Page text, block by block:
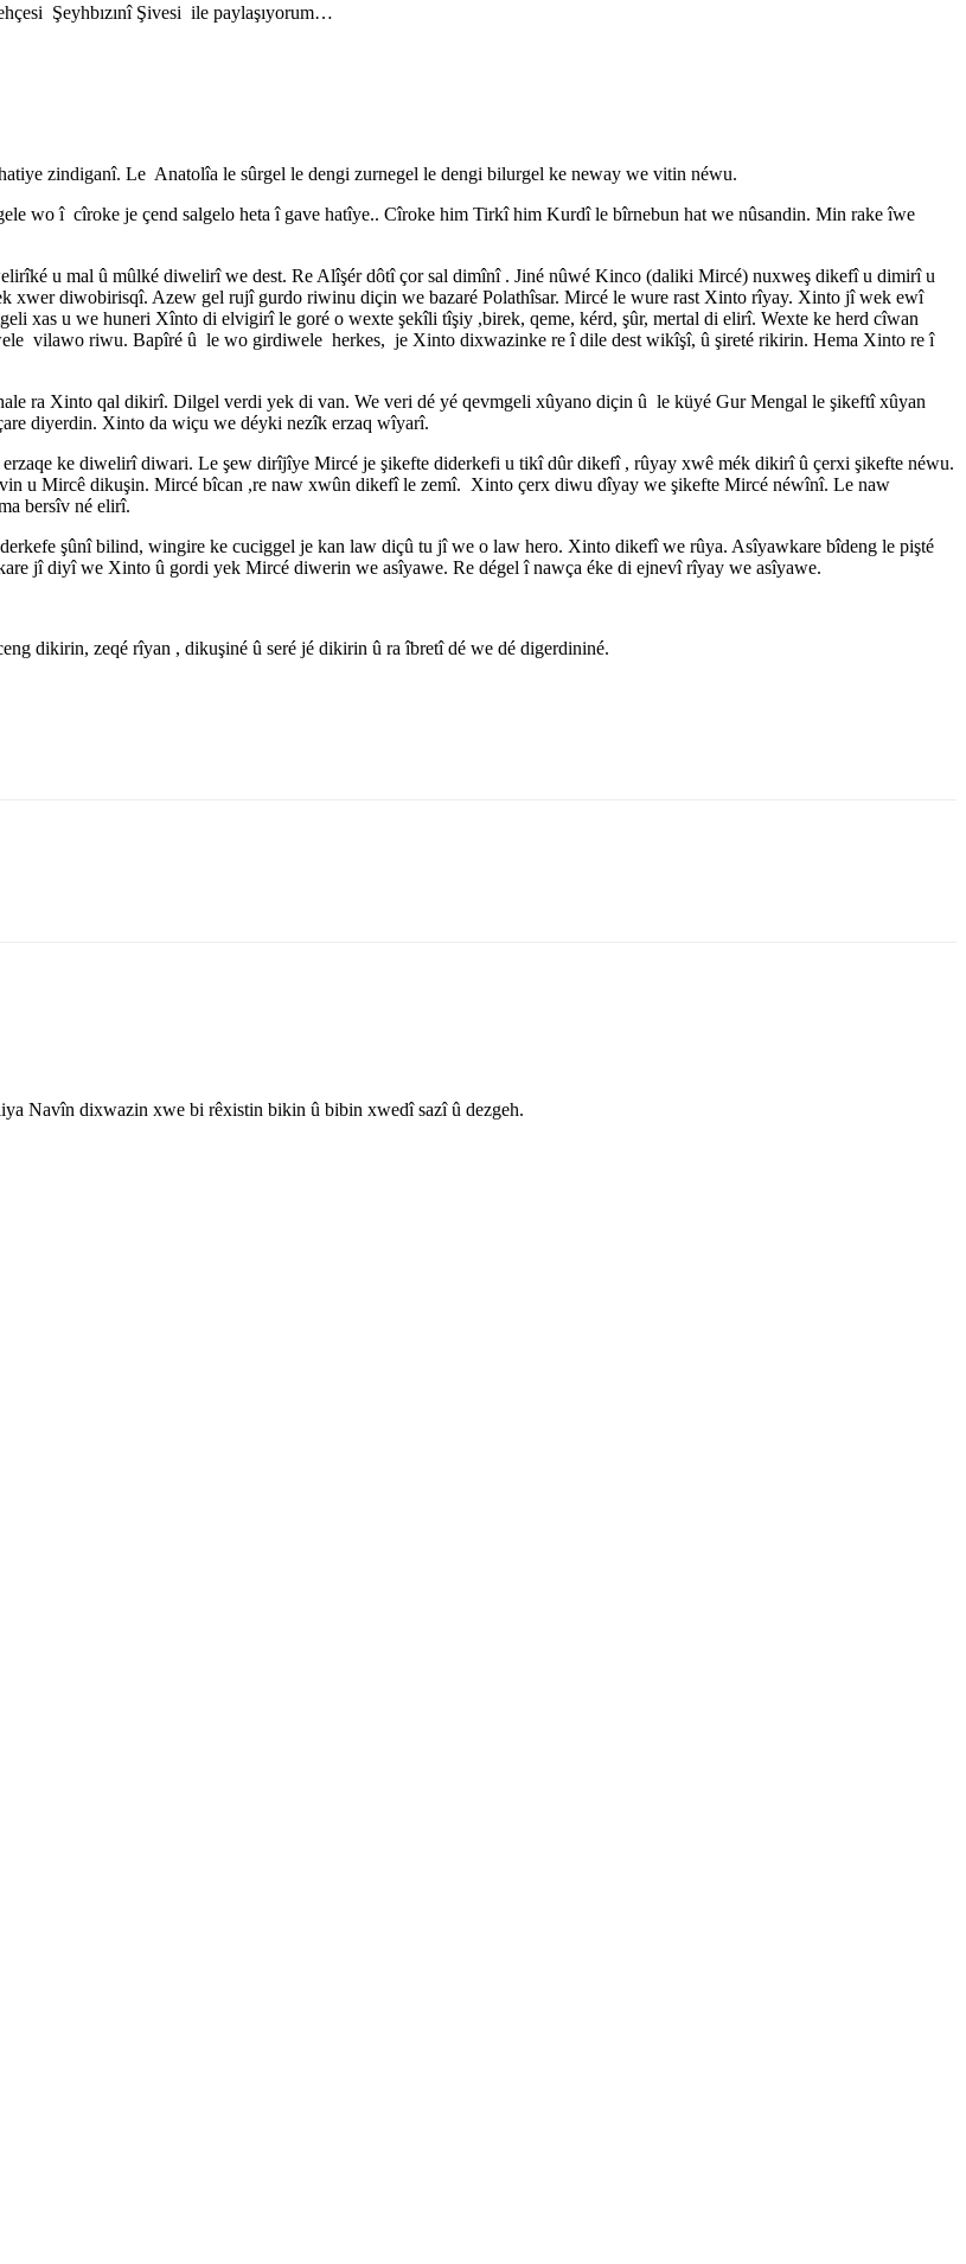
Şeyhbızınî Şivesi ile paylaşıyorum…
zindiganî. Le Anatolîa le sûrgel le dengi zurnegel le dengi bilurgel ke neway we vitin néwu.
wo î cîroke je çend salgelo heta î gave hatîye.. Cîroke him Tirkî him Kurdî le bîrnebun hat we nûsandin. Min rake îwe
u mal û mûlké diwelirî we dest. Re Alîşér dôtî çor sal dimînî . Jiné nûwé Kinco (daliki Mircé) nuxweş dikefî u dimirî u
diwobirisqî. Azew gel rujî gurdo riwinu diçin we bazaré Polathîsar. Mircé le wure rast Xinto rîyay. Xinto jî wek ewî
xas u we huneri Xînto di elvigirî le goré o wexte şekîli tîşiy ,birek, qeme, kérd, şûr, mertal di elirî. Wexte ke herd cîwan
vilawo riwu. Bapîré û le wo girdiwele herkes, je Xinto dixwazinke re î dile dest wikîşî, û şireté rikirin. Hema Xinto re î
ra Xinto qal dikirî. Dilgel verdi yek di van. We veri dé yé qevmgeli xûyano diçin û le küyé Gur Mengal le şikeftî xûyan
diyerdin. Xinto da wiçu we déyki nezîk erzaq wîyarî.
ke diwelirî diwari. Le şew dirîjîye Mircé je şikefte diderkefi u tikî dûr dikefî , rûyay xwê mék dikirî û çerxi şikefte néwu.
u Mircê dikuşin. Mircé bîcan ,re naw xwûn dikefî le zemî. Xinto çerx diwu dîyay we şikefte Mircé néwînî. Le naw
bersîv né elirî.
şûnî bilind, wingire ke cuciggel je kan law diçû tu jî we o law hero. Xinto dikefî we rûya. Asîyawkare bîdeng le pişté
jî diyî we Xinto û gordi yek Mircé diwerin we asîyawe. Re dégel î nawça éke di ejnevî rîyay we asîyawe.
dikirin, zeqé rîyan , dikuşiné û seré jé dikirin û ra îbretî dé we dé digerdininé.
Navîn dixwazin xwe bi rêxistin bikin û bibin xwedî sazî û dezgeh.